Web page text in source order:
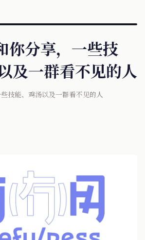
你分享，一些技
及一群看不见的人
技能、鸡汤以及一群看不见的人